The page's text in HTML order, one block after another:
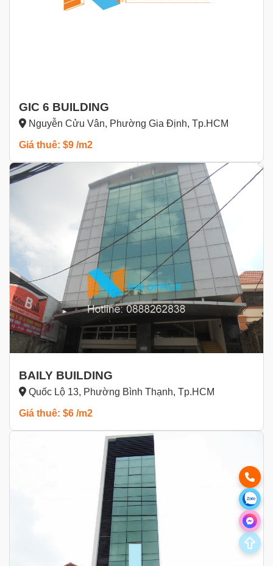
GIC 6 BUILDING
Nguyễn Cửu Vân, Phường Gia Định, Tp.HCM
Giá thuê: $9 /m2
BAILY BUILDING
Quốc Lộ 13, Phường Bình Thạnh, Tp.HCM
Giá thuê: $6 /m2